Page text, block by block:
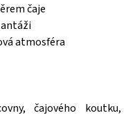
čaje
atmosféra
čajového koutku,